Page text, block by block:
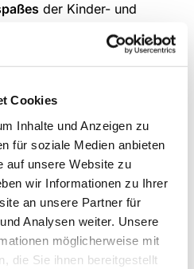
Cookies
Inhalte und Anzeigen zu
für soziale Medien anbieten
auf unsere Website zu
wir Informationen zu Ihrer
an unsere Partner für
Analysen weiter. Unsere
möglicherweise mit
die Sie ihnen bereitgestellt
der Kinder- und
3. August
Tagesausflug ins
inklusive der genauen
Anmeldung
ab Mitte Juni.
Termin aber schon
markieren
ihr dann wie gewohnt auf